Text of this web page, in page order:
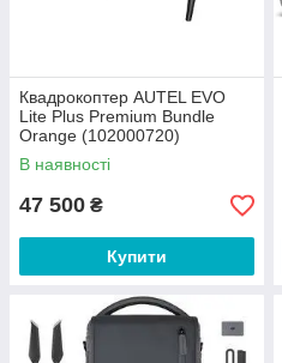
Квадрокоптер AUTEL EVO
Lite Plus Premium Bundle
Orange (102000720)
В наявності
47 500 ₴
Купити